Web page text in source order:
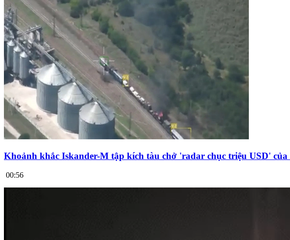
Khoảnh khắc Iskander-M tập kích tàu chở 'radar chục triệu USD'
00:56